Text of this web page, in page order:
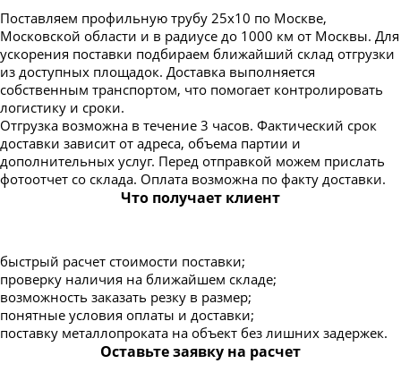
Поставляем профильную трубу 25х10 по Москве,
Московской области и в радиусе до 1000 км от Москвы. Для
ускорения поставки подбираем ближайший склад отгрузки
из доступных площадок. Доставка выполняется
собственным транспортом, что помогает контролировать
логистику и сроки.
Отгрузка возможна в течение 3 часов. Фактический срок
доставки зависит от адреса, объема партии и
дополнительных услуг. Перед отправкой можем прислать
фотоотчет со склада. Оплата возможна по факту доставки.
Что получает клиент
быстрый расчет стоимости поставки;
проверку наличия на ближайшем складе;
возможность заказать резку в размер;
понятные условия оплаты и доставки;
поставку металлопроката на объект без лишних задержек.
Оставьте заявку на расчет